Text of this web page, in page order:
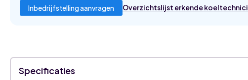
Inbedrijfstelling aanvragen
Overzichtslijst erkende koeltechnici
Specificaties